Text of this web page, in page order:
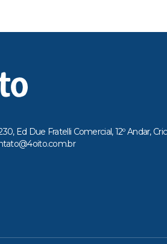
Ed Due Fratelli Comercial, 12º Andar,